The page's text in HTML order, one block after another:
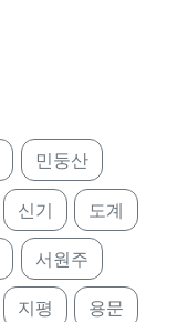
민둥산
신기 도계
서원주
지평 용문